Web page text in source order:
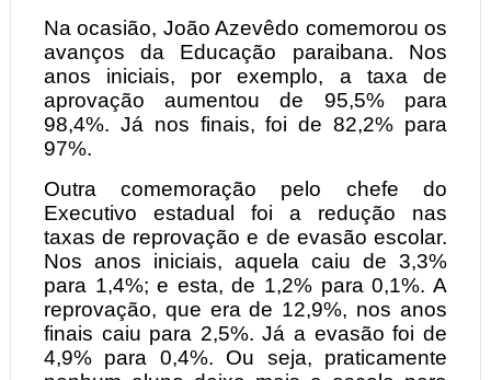
Na ocasião, João Azevêdo comemorou os
avanços da Educação paraibana. Nos
anos iniciais, por exemplo, a taxa de
aprovação aumentou de 95,5% para
98,4%. Já nos finais, foi de 82,2% para
97%.
Outra comemoração pelo chefe do
Executivo estadual foi a redução nas
taxas de reprovação e de evasão escolar.
Nos anos iniciais, aquela caiu de 3,3%
para 1,4%; e esta, de 1,2% para 0,1%. A
reprovação, que era de 12,9%, nos anos
finais caiu para 2,5%. Já a evasão foi de
4,9% para 0,4%. Ou seja, praticamente